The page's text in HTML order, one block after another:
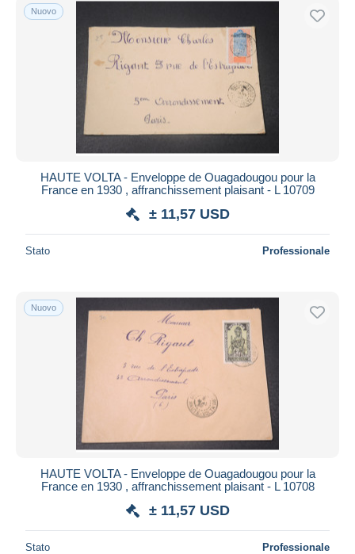
Nuovo
HAUTE VOLTA - Enveloppe de Ouagadougou pour la
France en 1930 , affranchissement plaisant - L 10709
± 11,57 USD
Stato Professionale
Nuovo
HAUTE VOLTA - Enveloppe de Ouagadougou pour la
France en 1930 , affranchissement plaisant - L 10708
± 11,57 USD
Stato Professionale